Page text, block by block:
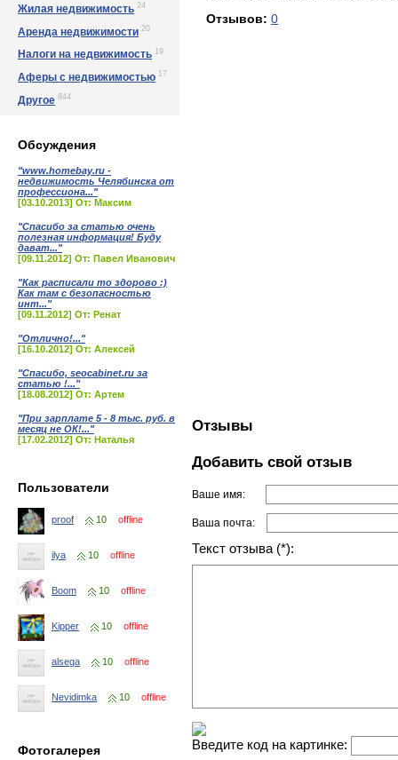
Жилая недвижимость 24
Аренда недвижимости 20
Налоги на недвижимость 19
Аферы с недвижимостью 17
Другое 844
Обсуждения
"www.homebay.ru -
недвижимость Челябинска от
профессиона..."
[03.10.2013] От: Максим
"Спасибо за статью очень
полезная информация! Буду
дават..."
[09.11.2012] От: Павел Иванович
"Как расписали то здорово :)
Как там с безопасностью
инт..."
[09.11.2012] От: Ренат
"Отлично!..."
[16.10.2012] От: Алексей
"Спасибо, seocabinet.ru за
статью !..."
[18.08.2012] От: Артем
"При зарплате 5 - 8 тыс. руб. в
месяц не ОК!..."
[17.02.2012] От: Наталья
Пользователи
proof 10 offline
ilya 10 offline
Boom 10 offline
Kipper 10 offline
alsega 10 offline
Nevidimka 10 offline
Фотогалерея
Отзывов: 0
Отзывы
Добавить свой отзыв
Ваше имя:
Ваша почта:
Текст отзыва (*):
Введите код на картинке: